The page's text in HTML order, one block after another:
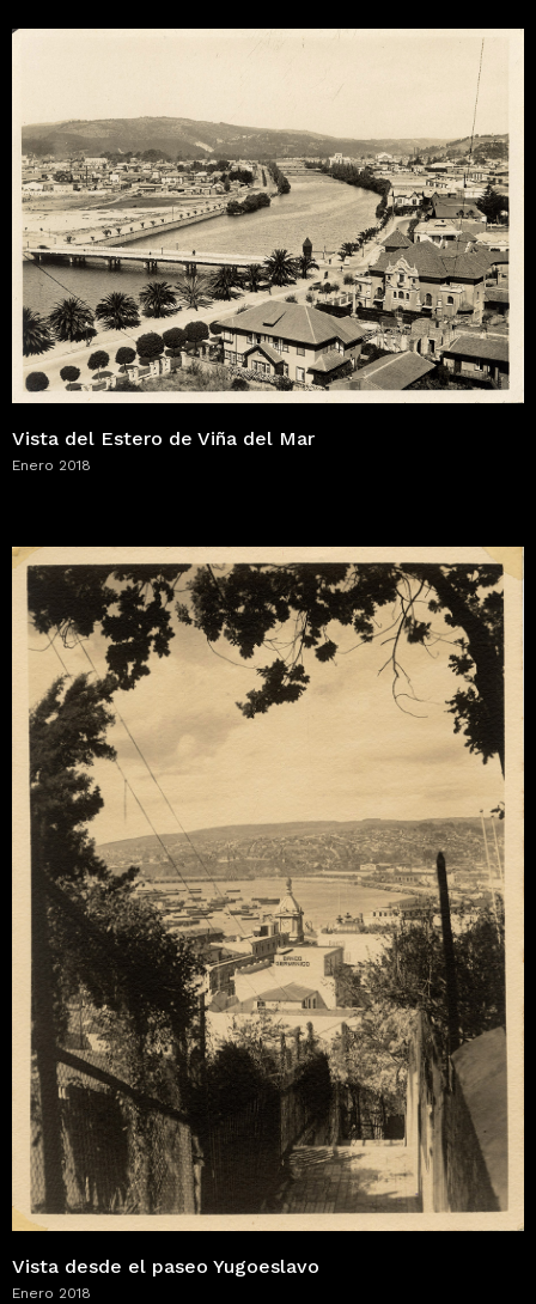
Vista del Estero de Viña del Mar
Enero 2018
Vista desde el paseo Yugoeslavo
Enero 2018